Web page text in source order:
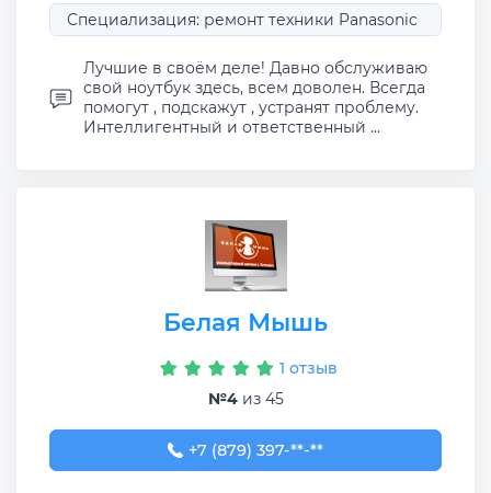
Специализация: ремонт техники Panasonic
Лучшие в своём деле! Давно обслуживаю
свой ноутбук здесь, всем доволен. Всегда
помогут , подскажут , устранят проблему.
Интеллигентный и ответственный ...
Белая Мышь
1 отзыв
№4из 45
+7 (879) 397-02-61
+7 (879) 397-**-**